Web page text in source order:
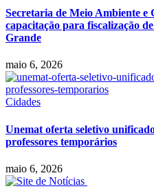
Secretaria de Meio Ambiente
capacitação para fiscalização
Grande
maio 6, 2026
Cidades
Unemat oferta seletivo
professores temporários
maio 6, 2026